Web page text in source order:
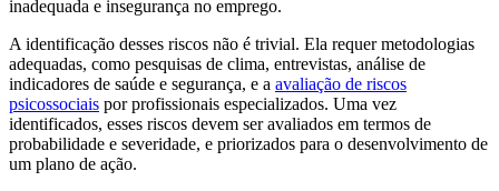
inadequada e insegurança no emprego.
A identificação desses riscos não é trivial. Ela requer metodologias
adequadas, como pesquisas de clima, entrevistas, análise de
indicadores de saúde e segurança, e a avaliação de riscos
psicossociais por profissionais especializados. Uma vez
identificados, esses riscos devem ser avaliados em termos de
probabilidade e severidade, e priorizados para o desenvolvimento de
um plano de ação.